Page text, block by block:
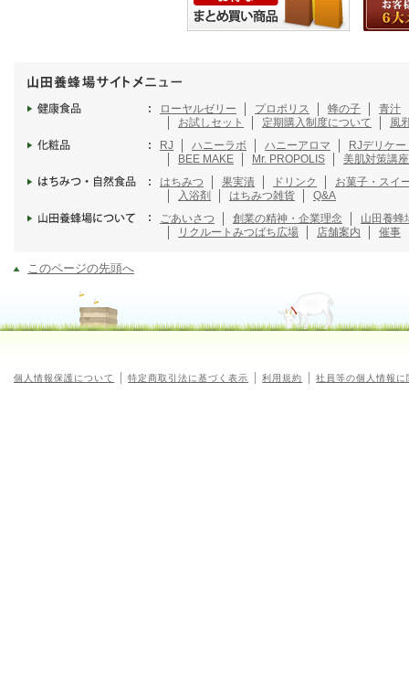
ローヤルゼリー プロポリス 蜂の子
青汁
お試しセット
定期購入制度について
風
RJ
ハニーラボ ハニーアロマ
RJデリケ
BEE MAKE
Mr. PROPOLIS
美肌対策講座
はちみつ
果実漬 ドリンク
お菓子・スイ
入浴剤
はちみつ雑貨
Q&A
ごあいさつ
創業の精神・企業理念
山田養蜂
リクルート みつばち広場 店舗案内 催事
このページの先頭へ
個人情報保護について 特定商取引法に基づく表示 利用規約 社員等の個人情報